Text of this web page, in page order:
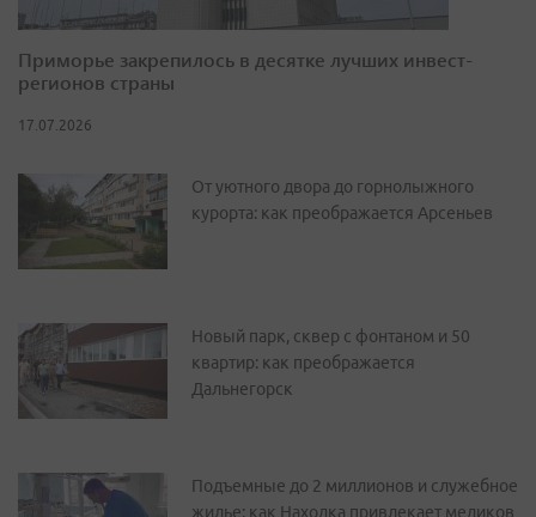
Приморье закрепилось в десятке лучших инвест-
регионов страны
17.07.2026
От уютного двора до горнолыжного
курорта: как преображается Арсеньев
Новый парк, сквер с фонтаном и 50
квартир: как преображается
Дальнегорск
Подъемные до 2 миллионов и служебное
жилье: как Находка привлекает медиков